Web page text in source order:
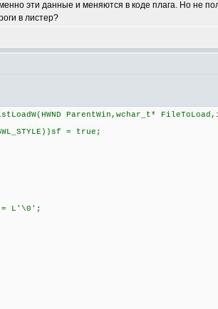
эти данные и меняются в коде плага. Но не
в листер?
ParentWin,wchar_t*
= true;
L'\0';